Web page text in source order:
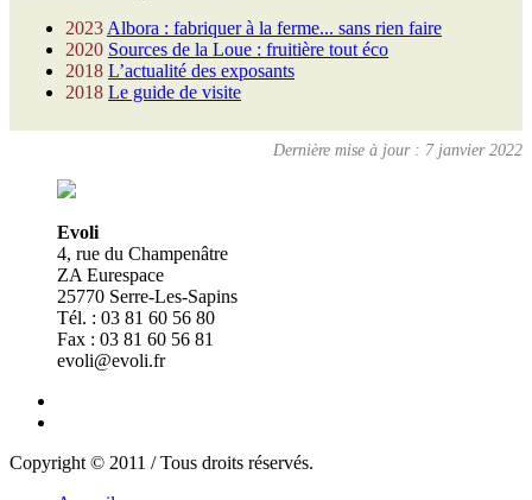
2023Albora : fabriquer à la ferme... sans rien faire
2020 Sources de la Loue : fruitière tout éco
2018 L’actualité des exposants
2018 Le guide de visite
Dernière mise à jour : 7 janvier 2022
Evoli
4, rue du Champenâtre
ZA Eurespace
25770 Serre-Les-Sapins
Tél. : 03 81 60 56 80
Fax : 03 81 60 56 81
evoli@evoli.fr
Copyright © 2011 / Tous droits réservés.